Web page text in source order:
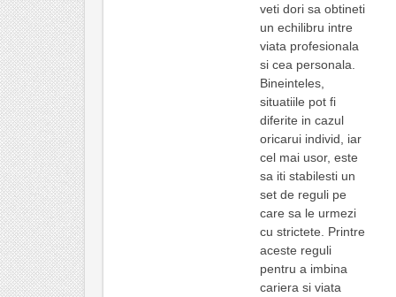
veti dori sa obtineti
un echilibru intre
viata profesionala
si cea personala.
Bineinteles,
situatiile pot fi
diferite in cazul
oricarui individ, iar
cel mai usor, este
sa iti stabilesti un
set de reguli pe
care sa le urmezi
cu strictete. Printre
aceste reguli
pentru a imbina
cariera si viata